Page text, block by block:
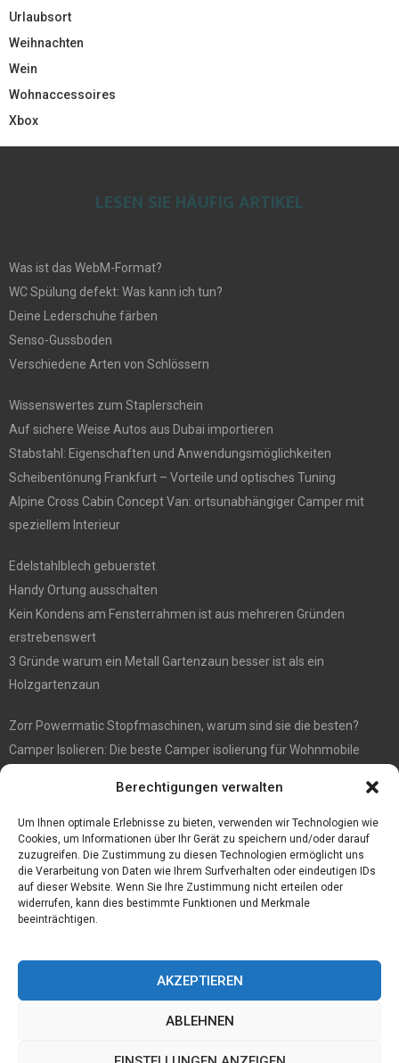
Berechtigungen verwalten
Um Ihnen optimale Erlebnisse zu bieten, verwenden wir Technologien wie
Cookies, um Informationen über Ihr Gerät zu speichern und/oder darauf
zuzugreifen. Die Zustimmung zu diesen Technologien ermöglicht uns
die Verarbeitung von Daten wie Ihrem Surfverhalten oder eindeutigen IDs
auf dieser Website. Wenn Sie Ihre Zustimmung nicht erteilen oder
widerrufen, kann dies bestimmte Funktionen und Merkmale
beeinträchtigen.
AKZEPTIEREN
ABLEHNEN
Urlaubsort
Weihnachten
Wein
Wohnaccessoires
Xbox
LESEN SIE HÄUFIG ARTIKEL
Was ist das WebM-Format?
WC Spülung defekt: Was kann ich tun?
Deine Lederschuhe färben
Senso-Gussboden
Verschiedene Arten von Schlössern
Wissenswertes zum Staplerschein
Auf sichere Weise Autos aus Dubai importieren
Stabstahl: Eigenschaften und Anwendungsmöglichkeiten
Scheibentönung Frankfurt – Vorteile und optisches Tuning
Alpine Cross Cabin Concept Van: ortsunabhängiger Camper mit
speziellem Interieur
Edelstahlblech gebuerstet
Handy Ortung ausschalten
Kein Kondens am Fensterrahmen ist aus mehreren Gründen
erstrebenswert
3 Gründe warum ein Metall Gartenzaun besser ist als ein
Holzgartenzaun
Zorr Powermatic Stopfmaschinen, warum sind sie die besten?
Camper Isolieren: Die beste Camper isolierung für Wohnmobile
Immobilienmakler Gökay Gündüz
Masterarbeit auf Englisch: Anleitung zum Verfassen